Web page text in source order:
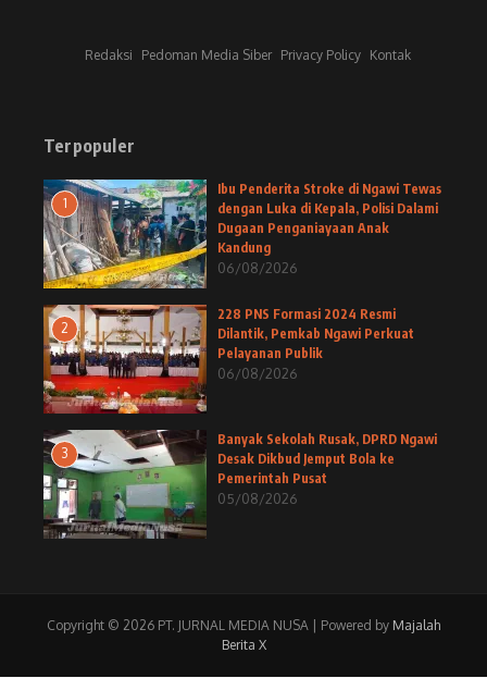
Redaksi Pedoman Media Siber Privacy Policy Kontak
Terpopuler
1
Ibu Penderita Stroke di Ngawi Tewas
dengan Luka di Kepala, Polisi Dalami
Dugaan Penganiayaan Anak
Kandung
06/08/2026
2
228 PNS Formasi 2024 Resmi
Dilantik, Pemkab Ngawi Perkuat
Pelayanan Publik
06/08/2026
3
Banyak Sekolah Rusak, DPRD Ngawi
Desak Dikbud Jemput Bola ke
Pemerintah Pusat
05/08/2026
Copyright © 2026 PT. JURNAL MEDIA NUSA | Powered by Majalah
Berita X